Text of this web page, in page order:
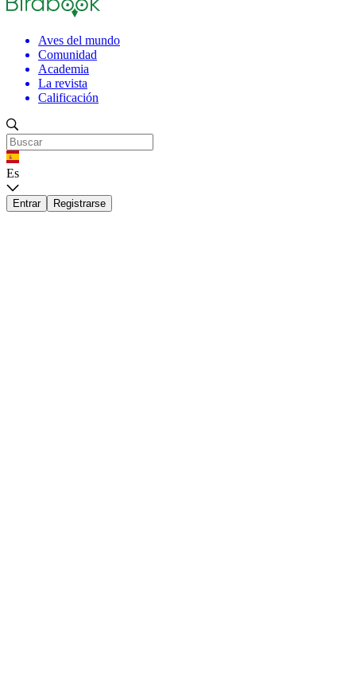
Aves del mundo
Comunidad
Academia
La revista
Calificación
Es
Entrar Registrarse